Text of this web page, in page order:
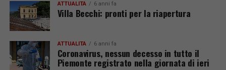
ATTUALITÀ 6 anni fa
Villa Becchi: pronti per la riapertura
ATTUALITÀ 6 anni fa
Coronavirus, nessun decesso in tutto il
Piemonte registrato nella giornata di ieri